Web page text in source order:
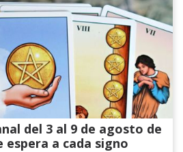
del 3 al 9 de agosto de
espera a cada signo